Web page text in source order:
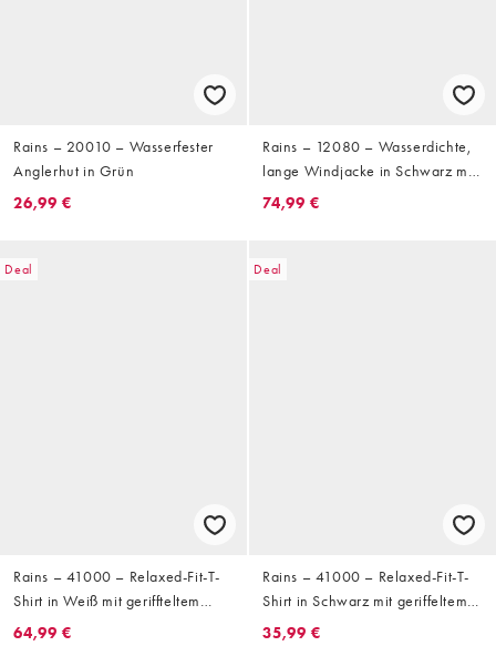
Rains – 20010 – Wasserfester
Anglerhut in Grün
26,99 €
Rains – 12080 – Wasserdichte,
lange Windjacke in Schwarz mit
Reißverschluss
74,99 €
Deal
Rains – 41000 – Relaxed-Fit-T-
Shirt in Weiß mit geriffteltem
Logo und Rückenprint
64,99 €
Deal
Rains – 41000 – Relaxed-Fit-T-
Shirt in Schwarz mit geriffeltem
Logo und Rückenprint
35,99 €